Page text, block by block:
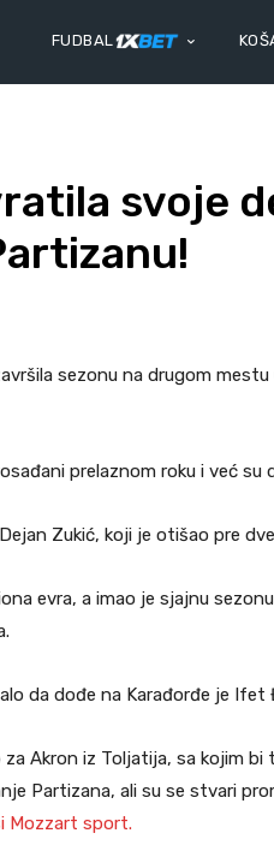
FUDBAL
svoje
sezonu na drugom
prelaznom roku i već su
Zukić, koji je otišao pre
evra, a imao je sjajnu
da dođe na Karađorđe je Ifet
Akron iz Toljatija, sa kojim
Partizana, ali su se stvari
Mozzart sport.